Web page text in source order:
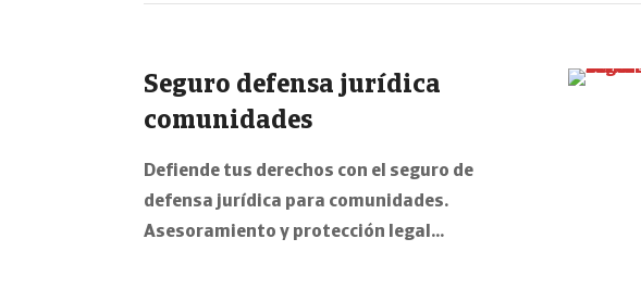
Seguro defensa jurídica
comunidades
Defiende tus derechos con el seguro de
defensa jurídica para comunidades.
Asesoramiento y protección legal…